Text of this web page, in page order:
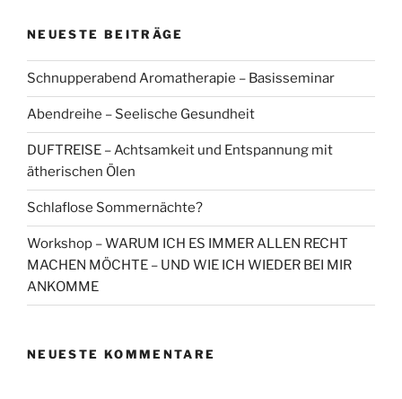
NEUESTE BEITRÄGE
Schnupperabend Aromatherapie – Basisseminar
Abendreihe – Seelische Gesundheit
DUFTREISE – Achtsamkeit und Entspannung mit
ätherischen Ölen
Schlaflose Sommernächte?
Workshop – WARUM ICH ES IMMER ALLEN RECHT
MACHEN MÖCHTE – UND WIE ICH WIEDER BEI MIR
ANKOMME
NEUESTE KOMMENTARE